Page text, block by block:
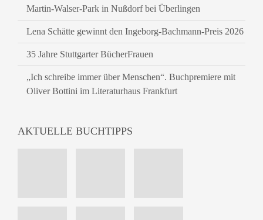
Martin-Walser-Park in Nußdorf bei Überlingen
Lena Schätte gewinnt den Ingeborg-Bachmann-Preis 2026
35 Jahre Stuttgarter BücherFrauen
„Ich schreibe immer über Menschen“. Buchpremiere mit
Oliver Bottini im Literaturhaus Frankfurt
AKTUELLE BUCHTIPPS